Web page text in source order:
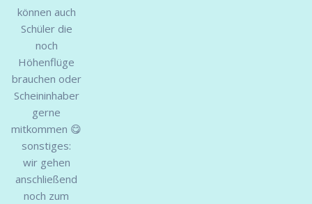
können auch
Schüler die
noch
Höhenflüge
brauchen oder
Scheininhaber
gerne
mitkommen 😋
sonstiges:
wir gehen
anschließend
noch zum